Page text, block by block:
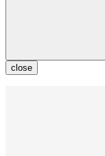
close